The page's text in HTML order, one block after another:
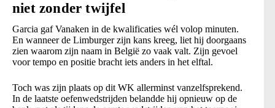
niet zonder twijfel
Garcia gaf Vanaken in de kwalificaties wél volop minuten.
En wanneer de Limburger zijn kans kreeg, liet hij doorgaans
zien waarom zijn naam in België zo vaak valt. Zijn gevoel
voor tempo en positie bracht iets anders in het elftal.
Toch was zijn plaats op dit WK allerminst vanzelfsprekend.
In de laatste oefenwedstrijden belandde hij opnieuw op de